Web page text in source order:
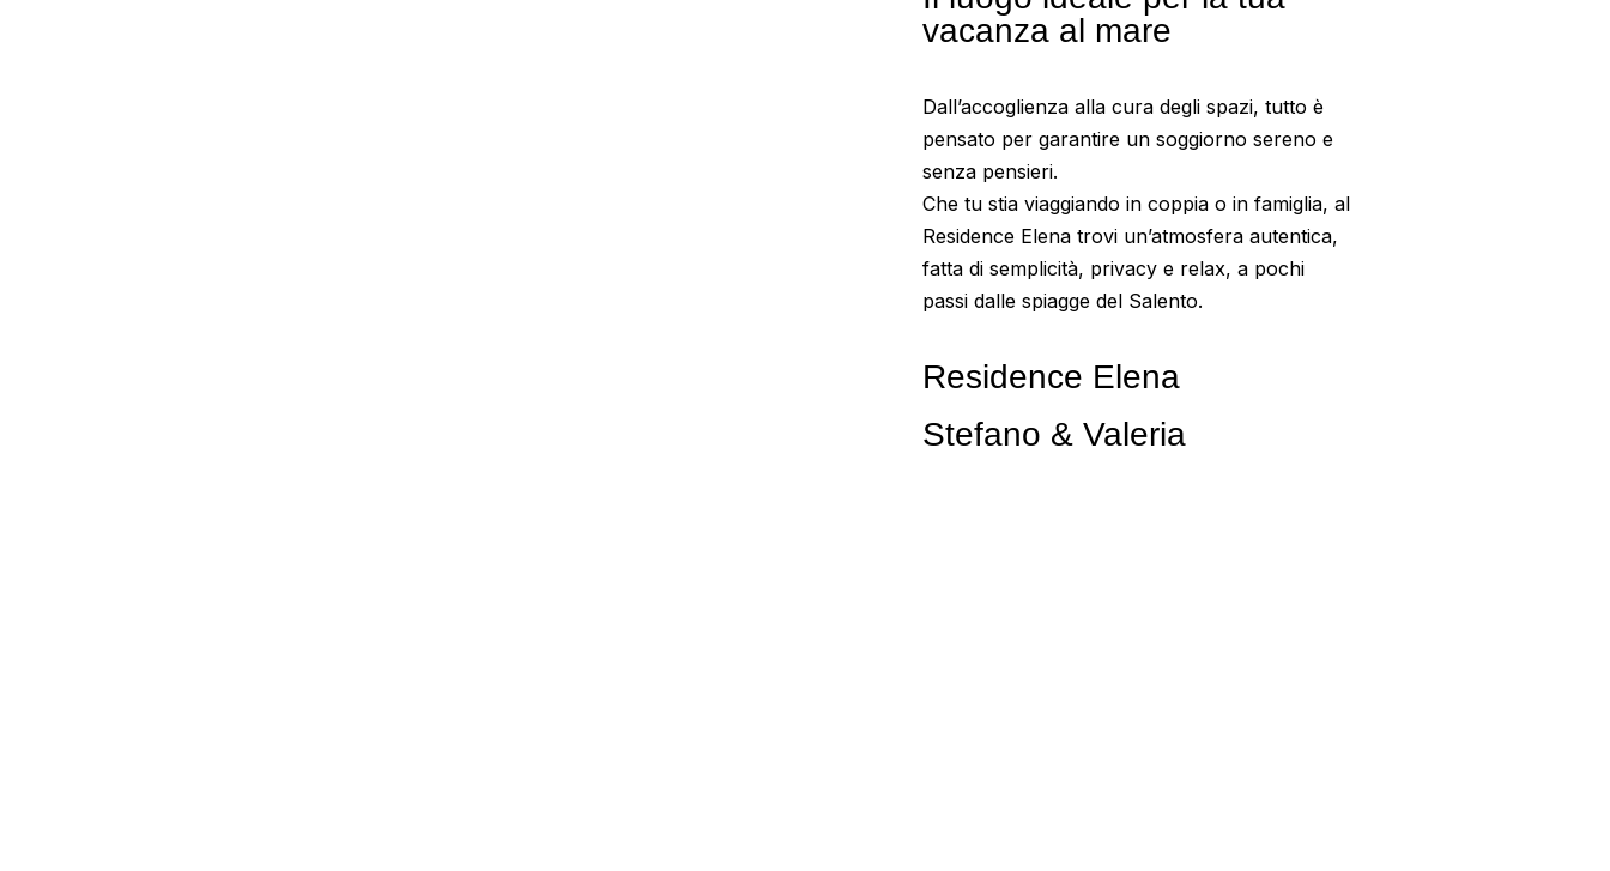
vacanza al mare
Dall’accoglienza alla cura degli spazi, tutto è
pensato per garantire un soggiorno sereno e
senza pensieri.
Che tu stia viaggiando in coppia o in famiglia, al
Residence Elena trovi un’atmosfera autentica,
fatta di semplicità, privacy e relax, a pochi
passi dalle spiagge del Salento.
Residence Elena
Stefano & Valeria